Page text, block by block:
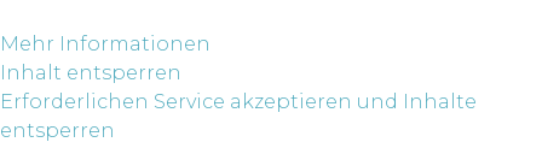
Mehr Informationen
Inhalt entsperren
Erforderlichen Service akzeptieren und Inhalte
entsperren